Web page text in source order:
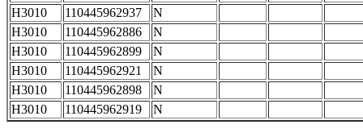
H3010
110445962937
N
H3010
110445962886
N
H3010
110445962899
N
H3010
110445962921
N
H3010
110445962898
N
H3010
110445962919 N